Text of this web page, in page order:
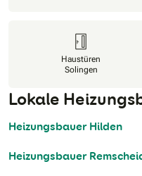
Haustüren
Solingen
Lokale
Heizungsbauer Hilden
Heizungsbauer